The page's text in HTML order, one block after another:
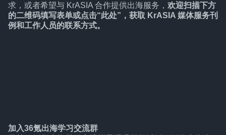
求，或者希望与 KrASIA 合作提供出海服务， 欢迎扫描下方
的二维码填写表单或点击“此处”，获取 KrASIA 媒体服务刊
例和工作人员的联系方式。
加入36氪出海学习交流群